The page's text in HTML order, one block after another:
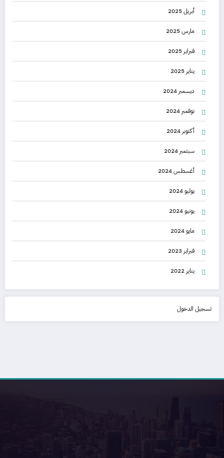
أبريل 2025
مارس 2025
فبراير 2025
يناير 2025
ديسمبر 2024
نوفمبر 2024
أكتوبر 2024
سبتمبر 2024
أغسطس 2024
يوليو 2024
يونيو 2024
مايو 2024
فبراير 2023
يناير 2022
تسجيل الدخول